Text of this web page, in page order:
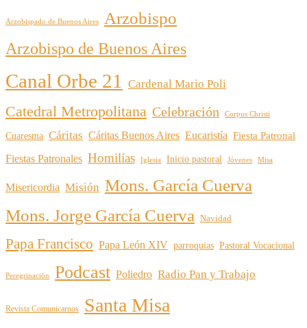
Arzobispado de Buenos Aires Arzobispo
Arzobispo de Buenos Aires
Canal Orbe 21 Cardenal Mario Poli
Catedral Metropolitana Celebración Corpus Christi
Cuaresma Cáritas Cáritas Buenos Aires Eucaristía Fiesta Patronal
Fiestas Patronales Homilías Iglesia Inicio pastoral Jóvenes Misa
Misericordia Misión Mons. García Cuerva
Mons. Jorge García Cuerva Navidad
Papa Francisco Papa León XIV parroquias Pastoral Vocacional
Peregrinación Podcast Poliedro Radio Pan y Trabajo
Revista Comunicarnos
Santa Misa